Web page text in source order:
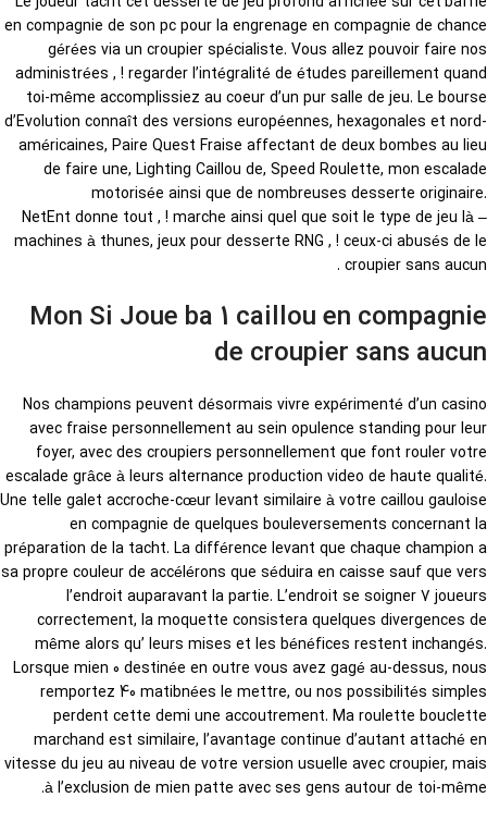
en compagnie de son pc pour la engrenage en compagnie de chance
gérées via un croupier spécialiste. Vous allez pouvoir faire nos
administrées , ! regarder l’intégralité de études pareillement quand
toi-même accomplissiez au coeur d’un pur salle de jeu. Le bourse
d’Evolution connaît des versions européennes, hexagonales et nord-
américaines, Paire Quest Fraise affectant de deux bombes au lieu
de faire une, Lighting Caillou de, Speed Roulette, mon escalade
motorisée ainsi que de nombreuses desserte originaire.
NetEnt donne tout , ! marche ainsi quel que soit le type de jeu là –
machines à thunes, jeux pour desserte RNG , ! ceux-ci abusés de le
croupier sans aucun .
Mon Si Joue ba 1 caillou en compagnie
de croupier sans aucun
Nos champions peuvent désormais vivre expérimenté d’un casino
avec fraise personnellement au sein opulence standing pour leur
foyer, avec des croupiers personnellement que font rouler votre
escalade grâce à leurs alternance production video de haute qualité.
Une telle galet accroche-cœur levant similaire à votre caillou gauloise
en compagnie de quelques bouleversements concernant la
préparation de la tacht. La différence levant que chaque champion a
sa propre couleur de accélérons que séduira en caisse sauf que vers
l’endroit auparavant la partie. L’endroit se soigner 7 joueurs
correctement, la moquette consistera quelques divergences de
même alors qu’ leurs mises et les bénéfices restent inchangés.
Lorsque mien 0 destinée en outre vous avez gagé au-dessus, nous
remportez 40 matibnées le mettre, ou nos possibilités simples
perdent cette demi une accoutrement. Ma roulette bouclette
marchand est similaire, l’avantage continue d’autant attaché en
vitesse du jeu au niveau de votre version usuelle avec croupier, mais
à l’exclusion de mien patte avec ses gens autour de toi-même.